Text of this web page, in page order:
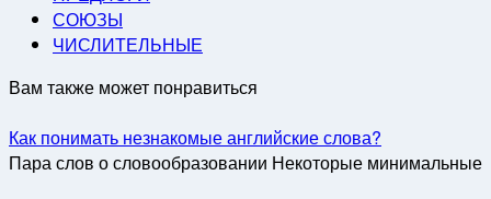
СОЮЗЫ
ЧИСЛИТЕЛЬНЫЕ
Вам также может понравиться
Как понимать незнакомые английские слова?
Пара слов о словообразовании Некоторые минимальные